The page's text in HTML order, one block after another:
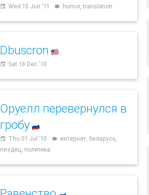
event Wed 15 Jun '11 label humor, translation
Dbuscron 🇺🇸
event Sat 18 Dec '10
Оруелл перевернулся в
гробу 🇷🇺
event Thu 01 Jul '10 label интернет, беларусь,
пиздец, политика